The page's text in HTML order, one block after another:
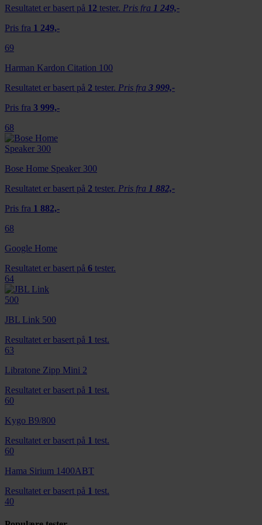
mediefunksjoner og for å analysere trafikken vår. Vi deler
dessuten informasjon om hvordan du bruker nettstedet
annonsering og analysearbeid, som kan kombinere den
med annen informasjon du har gjort tilgjengelig for dem,
tjenestene deres.
Resultatet er basert på 12 tester. Pris fra 1 249,-
Pris fra 1 249,-
69
Harman Kardon Citation 100
Resultatet er basert på 2 tester. Pris fra 3 999,-
Pris fra 3 999,-
68
Bose Home Speaker 300
Resultatet er basert på 2 tester. Pris fra 1 882,-
Pris fra 1 882,-
68
Google Home
Resultatet er basert på 6 tester.
64
JBL Link 500
Resultatet er basert på 1 test.
63
Libratone Zipp Mini 2
Resultatet er basert på 1 test.
60
Kygo B9/800
Resultatet er basert på 1 test.
60
Hama Sirium 1400ABT
Resultatet er basert på 1 test.
40